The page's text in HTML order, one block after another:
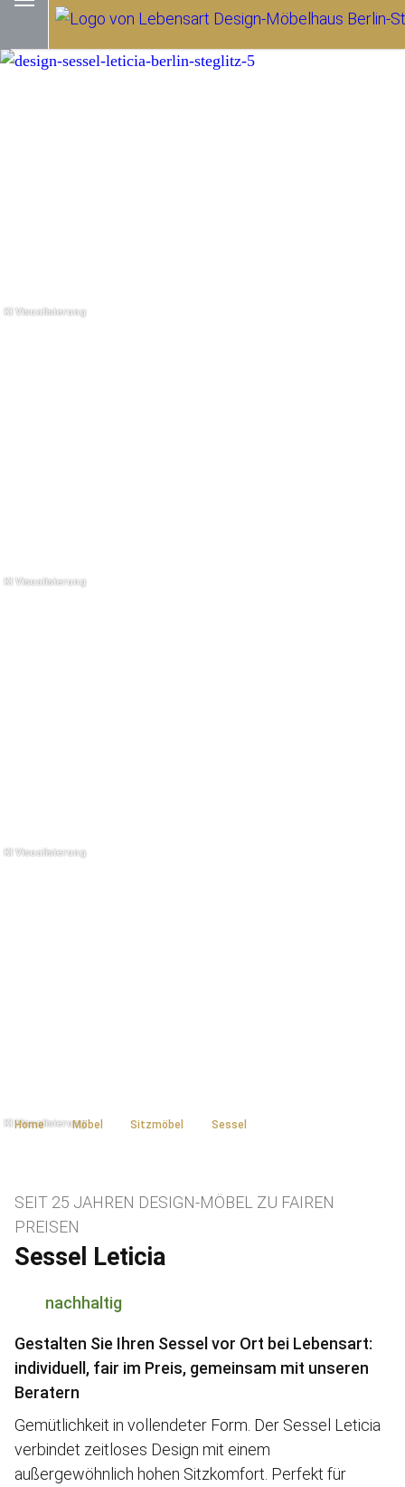
Home Möbel Sitzmöbel Sessel
Sessel Leticia
SEIT 25 JAHREN DESIGN-MÖBEL ZU FAIREN
PREISEN
nachhaltig
Gestalten Sie Ihren Sessel vor Ort bei Lebensart:
individuell, fair im Preis, gemeinsam mit unseren
Beratern
Gemütlichkeit in vollendeter Form. Der Sessel Leticia
verbindet zeitloses Design mit einem
außergewöhnlich hohen Sitzkomfort. Perfekt für